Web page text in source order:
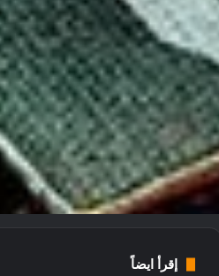
إقرأ ايضاً